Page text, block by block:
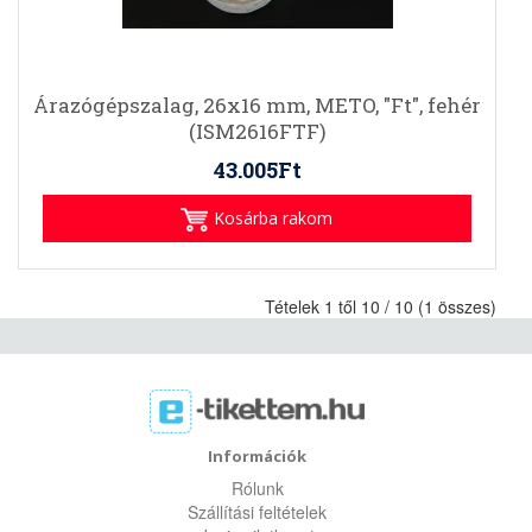
Árazógépszalag, 26x16 mm, METO, "Ft", fehér
(ISM2616FTF)
43.005Ft
Kosárba rakom
Tételek 1 től 10 / 10 (1 összes)
Információk
Rólunk
Szállítási feltételek